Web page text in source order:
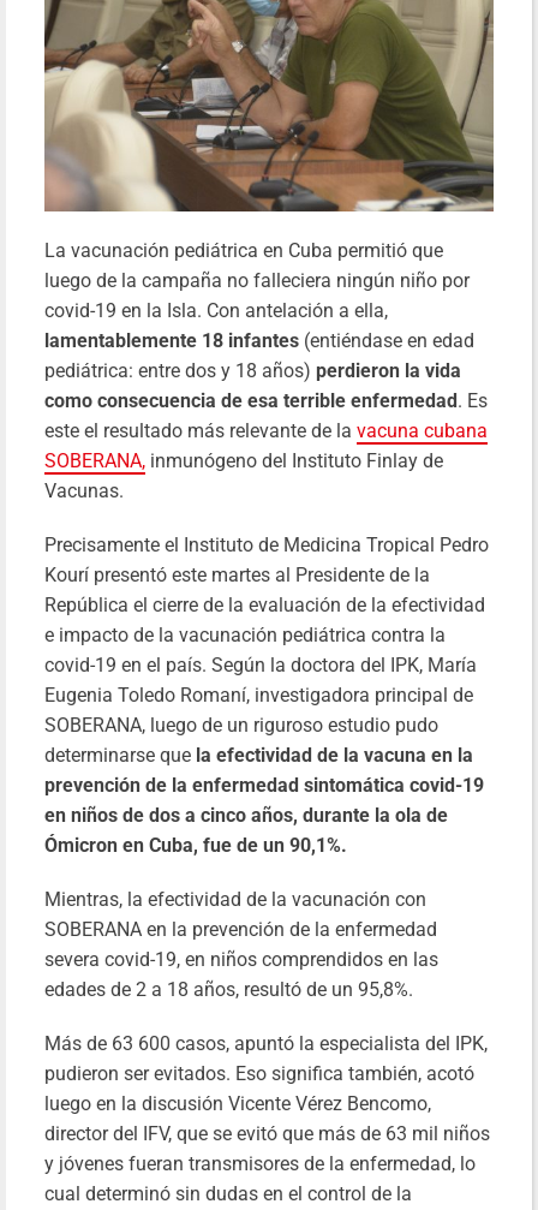
La vacunación pediátrica en Cuba permitió que
luego de la campaña no falleciera ningún niño por
covid-19 en la Isla. Con antelación a ella,
lamentablemente 18 infantes (entiéndase en edad
pediátrica: entre dos y 18 años) perdieron la vida
como consecuencia de esa terrible enfermedad. Es
este el resultado más relevante de la vacuna cubana
SOBERANA, inmunógeno del Instituto Finlay de
Vacunas.
Precisamente el Instituto de Medicina Tropical Pedro
Kourí presentó este martes al Presidente de la
República el cierre de la evaluación de la efectividad
e impacto de la vacunación pediátrica contra la
covid-19 en el país. Según la doctora del IPK, María
Eugenia Toledo Romaní, investigadora principal de
SOBERANA, luego de un riguroso estudio pudo
determinarse que la efectividad de la vacuna en la
prevención de la enfermedad sintomática covid-19
en niños de dos a cinco años, durante la ola de
Ómicron en Cuba, fue de un 90,1%.
Mientras, la efectividad de la vacunación con
SOBERANA en la prevención de la enfermedad
severa covid-19, en niños comprendidos en las
edades de 2 a 18 años, resultó de un 95,8%.
Más de 63 600 casos, apuntó la especialista del IPK,
pudieron ser evitados. Eso significa también, acotó
luego en la discusión Vicente Vérez Bencomo,
director del IFV, que se evitó que más de 63 mil niños
y jóvenes fueran transmisores de la enfermedad, lo
cual determinó sin dudas en el control de la